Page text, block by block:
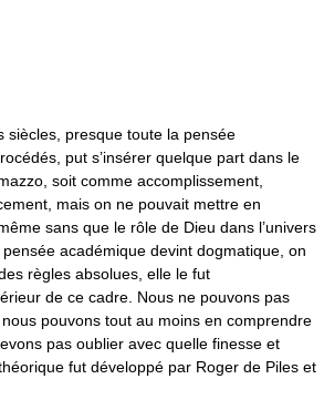
siècles, presque toute la pensée
put s’insérer quelque part dans le
soit comme accomplissement,
mais on ne pouvait mettre en
sans que le rôle de Dieu dans l’univers
académique devint dogmatique, on
règles absolues, elle le fut
de ce cadre. Nous ne pouvons pas
pouvons tout au moins en comprendre
pas oublier avec quelle finesse et
fut développé par Roger de Piles et